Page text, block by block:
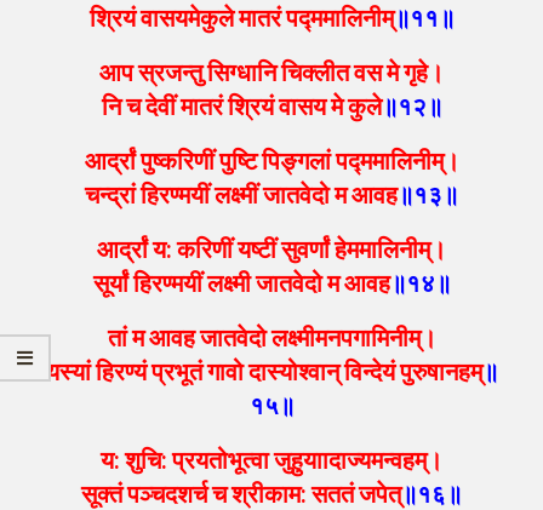
श्रियं वासयमेकुले मातरं पद्ममालिनीम्॥११॥
आप स्रजन्तु सिग्धानि चिक्लीत वस मे गृहे।
नि च देवीं मातरं श्रियं वासय मे कुले॥१२॥
आर्द्रां पुष्करिणीं पुष्टि पिङ्गलां पद्ममालिनीम्।
चन्द्रां हिरण्मयीं लक्ष्मीं जातवेदो म आवह॥१३॥
आर्द्रां य: करिणीं यष्टीं सुवर्णां हेममालिनीम्।
सूर्यां हिरण्मयीं लक्ष्मी जातवेदो म आवह॥१४॥
तां म आवह जातवेदो लक्ष्मीमनपगामिनीम्।
यस्यां हिरण्यं प्रभूतं गावो दास्योश्वान् विन्देयं पुरुषानहम्॥
१५॥
य: शुचि: प्रयतोभूत्वा जुहुयाादाज्यमन्वहम्।
सूक्तं पञ्चदशर्च च श्रीकाम: सततं जपेत्॥१६॥